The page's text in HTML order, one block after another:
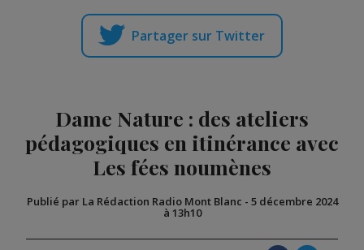
Partager sur Twitter
Dame Nature : des ateliers
pédagogiques en itinérance avec
Les fées noumènes
Publié par La Rédaction Radio Mont Blanc - 5 décembre 2024
à 13h10